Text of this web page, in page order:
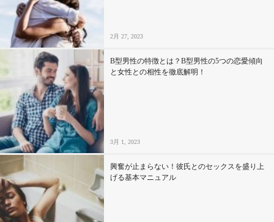
2月 27, 2023
B型男性の特徴とは？B型男性の5つの恋愛傾向
と女性との相性を徹底解明！
3月 1, 2023
興奮が止まらない！彼氏とのセックスを盛り上
げる基本マニュアル